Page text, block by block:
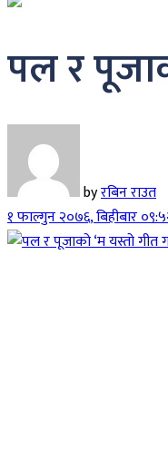
पल र
byरबिन राउत
१ फाल्गुन २०७६, बिहीबार